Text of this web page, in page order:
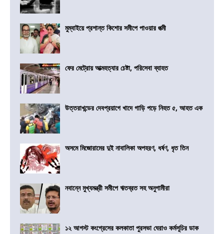
মুম্বাইয়ে প্রশান্ত কিশোর সমীপে পাওয়ার পত্মী
ফের মেট্রোয় আত্মহত্যার চেষ্টা, পরিসেবা ব্যাহত
উত্তরাখন্ডের দেবপ্রয়াগে খাদে গাড়ি পড়ে নিহত ৫, আহত এক
অসমে মিজোরামের দুই নাবালিকা অপহরণ, ধর্ষণ, ধৃত তিন
নবান্নে মুখ্যমন্ত্রী সমীপে ঋতব্রত সহ অনুগামীরা
১২ আগস্ট কংগ্রেসের কলকাতা পুরসভা ঘেরাও কর্মসূচির ডাক